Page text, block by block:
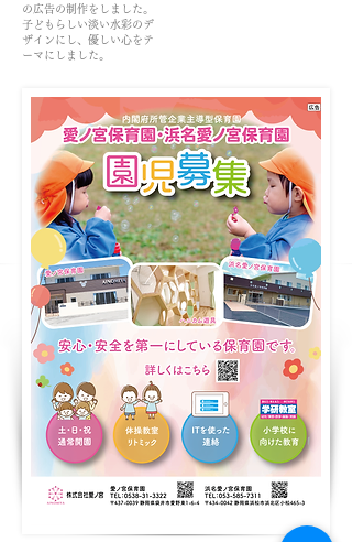
の広告の制作をしました。
​子どもらしい淡い水彩のデ
ザインにし、優しい心をテ
ーマにしました。